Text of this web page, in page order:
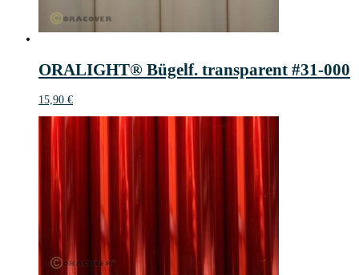
ORALIGHT® Bügelf. transparent #31-000
15,90 €